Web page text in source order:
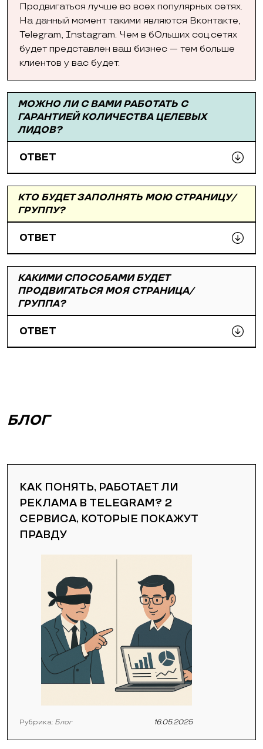
Продвигаться лучше во всех популярных сетях.
На данный момент такими являются Вконтакте,
Telegram, Instagram. Чем в бОльших соц.сетях
будет представлен ваш бизнес — тем больше
клиентов у вас будет.
МОЖНО ЛИ С ВАМИ РАБОТАТЬ С
ГАРАНТИЕЙ КОЛИЧЕСТВА ЦЕЛЕВЫХ
ЛИДОВ?
ОТВЕТ
КТО БУДЕТ ЗАПОЛНЯТЬ МОЮ СТРАНИЦУ/
ГРУППУ?
ОТВЕТ
КАКИМИ СПОСОБАМИ БУДЕТ
ПРОДВИГАТЬСЯ МОЯ СТРАНИЦА/
ГРУППА?
ОТВЕТ
БЛОГ
КАК ПОНЯТЬ, РАБОТАЕТ ЛИ
РЕКЛАМА В TELEGRAM? 2
СЕРВИСА, КОТОРЫЕ ПОКАЖУТ
ПРАВДУ
Рубрика: Блог 16.05.2025